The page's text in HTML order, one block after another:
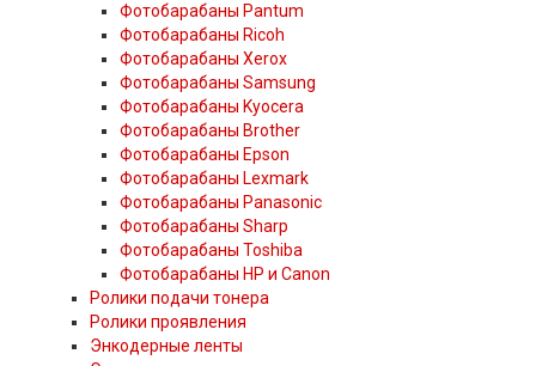
Фотобарабаны Pantum
Фотобарабаны Ricoh
Фотобарабаны Xerox
Фотобарабаны Samsung
Фотобарабаны Kyocera
Фотобарабаны Brother
Фотобарабаны Epson
Фотобарабаны Lexmark
Фотобарабаны Panasonic
Фотобарабаны Sharp
Фотобарабаны Toshiba
Фотобарабаны HP и Canon
Ролики подачи тонера
Ролики проявления
Энкодерные ленты